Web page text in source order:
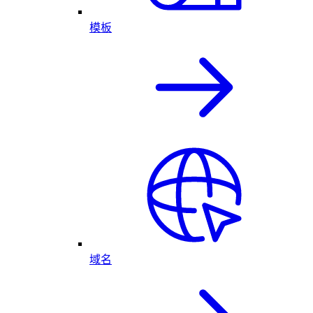
模板
域名